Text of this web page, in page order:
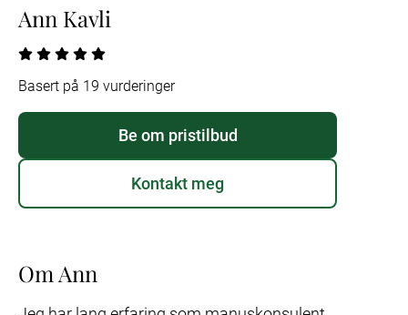
Ann Kavli
Basert på 19 vurderinger
Be om pristilbud
Kontakt meg
Om Ann